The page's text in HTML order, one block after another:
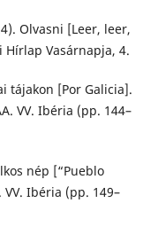
Olvasni [Leer, leer,
Hírlap Vasárnapja, 4.
tájakon [Por Galicia].
VV. Ibéria (pp. 144–
nép [“Pueblo
Ibéria (pp. 149–